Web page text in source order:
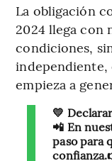
La obligación
2024 llega con
condiciones,
independiente,
empieza a
💛
📲 En
paso para